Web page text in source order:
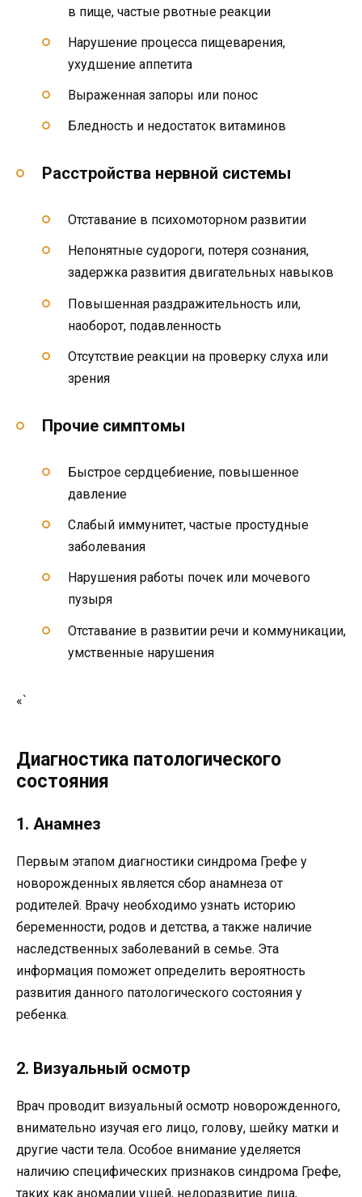
в пище, частые рвотные реакции
Нарушение процесса пищеварения,
ухудшение аппетита
Выраженная запоры или понос
Бледность и недостаток витаминов
Расстройства нервной системы
Отставание в психомоторном развитии
Непонятные судороги, потеря сознания,
задержка развития двигательных навыков
Повышенная раздражительность или,
наоборот, подавленность
Отсутствие реакции на проверку слуха или
зрения
Прочие симптомы
Быстрое сердцебиение, повышенное
давление
Слабый иммунитет, частые простудные
заболевания
Нарушения работы почек или мочевого
пузыря
Отставание в развитии речи и коммуникации,
умственные нарушения
«`
Диагностика патологического
состояния
1. Анамнез
Первым этапом диагностики синдрома Грефе у
новорожденных является сбор анамнеза от
родителей. Врачу необходимо узнать историю
беременности, родов и детства, а также наличие
наследственных заболеваний в семье. Эта
информация поможет определить вероятность
развития данного патологического состояния у
ребенка.
2. Визуальный осмотр
Врач проводит визуальный осмотр новорожденного,
внимательно изучая его лицо, голову, шейку матки и
другие части тела. Особое внимание уделяется
наличию специфических признаков синдрома Грефе,
таких как аномалии ушей, недоразвитие лица,